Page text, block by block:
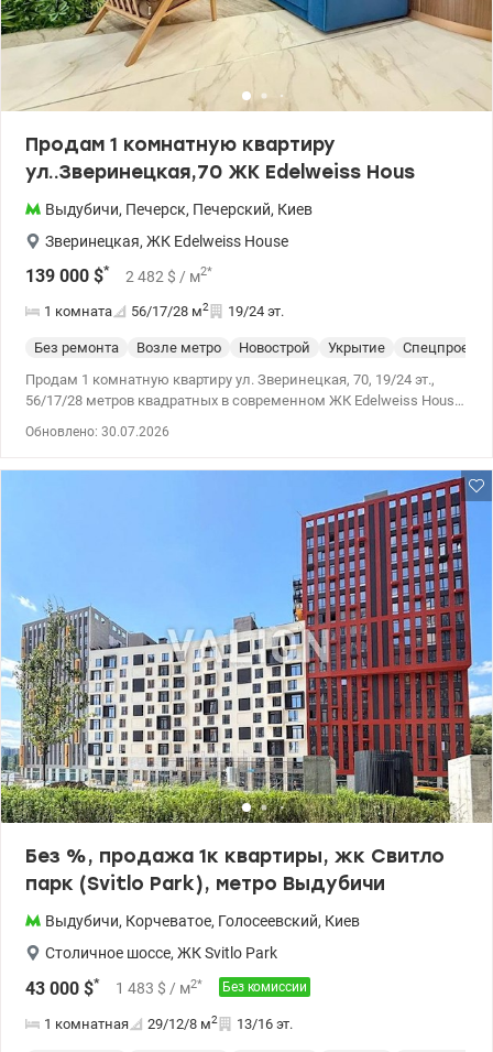
Продам 1 комнатную квартиру
ул..Зверинецкая,70 ЖК Edelweiss Hous
Выдубичи, Печерск, Печерский, Киев
Зверинецкая, ЖК Edelweiss House
139 000 $* 2 482 $ / м2*
1 комната 56/17/28 м2 19/24 эт.
Без ремонта Возле метро Новострой Укрытие
Спецпроект
Продам 1 комнатную квартиру ул. Зверинецкая, 70, 19/24 эт.,
56/17/28 метров квадратных в современном ЖК Edelweiss House
инфраструктурой. Дом по современным технологиям в
строительстве (скоростные лифты, система антизатопления,
противопожарная система) Цена 139 000 у.е. Оксана Фурс ,.067
Обновлено: 30.07.2026
Без %, продажа 1к квартиры, жк Свитло
парк (Svitlo Park), метро Выдубичи
Выдубичи, Корчеватое, Голосеевский, Киев
Столичное шоссе, ЖК Svitlo Park
43 000 $* 1 483 $ / м2* Без комиссии
1 комнатная 29/12/8 м2 13/16 эт.